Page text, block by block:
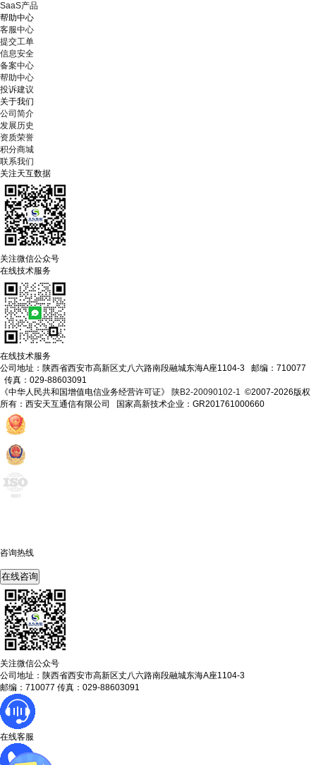
SaaS产品
帮助中心
客服中心
提交工单
信息安全
备案中心
帮助中心
投诉建议
关于我们
公司简介
发展历史
资质荣誉
积分商城
联系我们
关注天互数据
关注微信公众号
在线技术服务
在线技术服务
公司地址：陕西省西安市高新区丈八六路南段融城东海A座1104-3 邮编：710077
传真：029-88603091
《中华人民共和国增值电信业务经营许可证》 陕B2-20090102-1 ©2007-2026版权
所有：西安天互通信有限公司 国家高新技术企业：GR201761000660
咨询热线
在线咨询
关注微信公众号
公司地址：陕西省西安市高新区丈八六路南段融城东海A座1104-3
邮编：710077 传真：029-88603091
在线客服